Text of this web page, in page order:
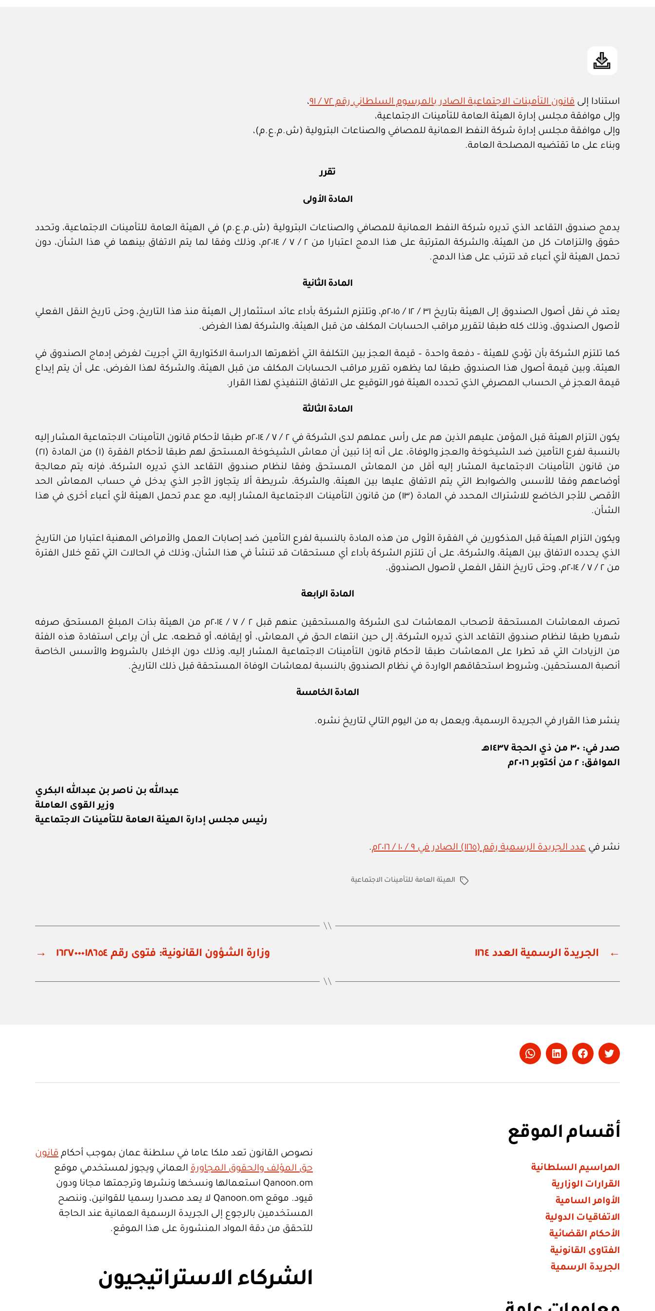
استنادا إلى قانون التأمينات الاجتماعية الصادر بالمرسوم السلطاني رقم ٧٢ / ٩١
،
وإلى موافقة مجلس إدارة الهيئة العامة للتأمينات الاجتماعية،
وإلى موافقة مجلس إدارة شركة النفط العمانية للمصافي والصناعات البترولية (ش.م.ع.م)،
وبناء على ما تقتضيه المصلحة العامة.
تقرر
المادة الأولى
يدمج صندوق التقاعد الذي تديره شركة النفط العمانية للمصافي والصناعات البترولية (ش.م.ع.م) في الهيئة العامة للتأمينات الاجتماعية، وتحدد
حقوق والتزامات كل من الهيئة، والشركة المترتبة على هذا الدمج اعتبارا من ٢ / ٧ / ٢٠١٤م، وذلك وفقا لما يتم الاتفاق بينهما في هذا الشأن، دون
تحمل الهيئة لأي أعباء قد تترتب على هذا الدمج.
المادة الثانية
يعتد في نقل أصول الصندوق إلى الهيئة بتاريخ ٣١ / ١٢ / ٢٠١٥م، وتلتزم الشركة بأداء عائد استثمار إلى الهيئة منذ هذا التاريخ، وحتى تاريخ النقل الفعلي
لأصول الصندوق، وذلك كله طبقا لتقرير مراقب الحسابات المكلف من قبل الهيئة، والشركة لهذا الغرض.
كما تلتزم الشركة بأن تؤدي للهيئة – دفعة واحدة – قيمة العجز بين التكلفة التي أظهرتها الدراسة الاكتوارية التي أجريت لغرض إدماج الصندوق في
الهيئة، وبين قيمة أصول هذا الصندوق طبقا لما يظهره تقرير مراقب الحسابات المكلف من قبل الهيئة، والشركة لهذا الغرض، على أن يتم إيداع
قيمة العجز في الحساب المصرفي الذي تحدده الهيئة فور التوقيع على الاتفاق التنفيذي لهذا القرار.
المادة الثالثة
يكون التزام الهيئة قبل المؤمن عليهم الذين هم على رأس عملهم لدى الشركة في ٢ / ٧ / ٢٠١٤م طبقا لأحكام قانون التأمينات الاجتماعية المشار إليه
بالنسبة لفرع التأمين ضد الشيخوخة والعجز والوفاة، على أنه إذا تبين أن معاش الشيخوخة المستحق لهم طبقا لأحكام الفقرة (١) من المادة (٢١)
من قانون التأمينات الاجتماعية المشار إليه أقل من المعاش المستحق وفقا لنظام صندوق التقاعد الذي تديره الشركة، فإنه يتم معالجة
أوضاعهم وفقا للأسس والضوابط التي يتم الاتفاق عليها بين الهيئة، والشركة، شريطة ألا يتجاوز الأجر الذي يدخل في حساب المعاش الحد
الأقصى للأجر الخاضع للاشتراك المحدد في المادة (١٣) من قانون التأمينات الاجتماعية المشار إليه، مع عدم تحمل الهيئة لأي أعباء أخرى في هذا
الشأن.
ويكون التزام الهيئة قبل المذكورين في الفقرة الأولى من هذه المادة بالنسبة لفرع التأمين ضد إصابات العمل والأمراض المهنية اعتبارا من التاريخ
الذي يحدده الاتفاق بين الهيئة، والشركة، على أن تلتزم الشركة بأداء أي مستحقات قد تنشأ في هذا الشأن، وذلك في الحالات التي تقع خلال الفترة
من ٢ / ٧ / ٢٠١٤م، وحتى تاريخ النقل الفعلي لأصول الصندوق.
المادة الرابعة
تصرف المعاشات المستحقة لأصحاب المعاشات لدى الشركة والمستحقين عنهم قبل ٢ / ٧ / ٢٠١٤م من الهيئة بذات المبلغ المستحق صرفه
شهريا طبقا لنظام صندوق التقاعد الذي تديره الشركة، إلى حين انتهاء الحق في المعاش، أو إيقافه، أو قطعه، على أن يراعى استفادة هذه الفئة
من الزيادات التي قد تطرا على المعاشات طبقا لأحكام قانون التأمينات الاجتماعية المشار إليه، وذلك دون الإخلال بالشروط والأسس الخاصة
أنصبة المستحقين، وشروط استحقاقهم الواردة في نظام الصندوق بالنسبة لمعاشات الوفاة المستحقة قبل ذلك التاريخ.
المادة الخامسة
ينشر هذا القرار في الجريدة الرسمية، ويعمل به من اليوم التالي لتاريخ نشره.
صدر في: ٣٠ من ذي الحجة ١٤٣٧هـ
الموافق: ٢ من أكتوبر ٢٠١٦م
عبدالله بن ناصر بن عبدالله البكري
وزير القوى العاملة
رئيس مجلس إدارة الهيئة العامة للتأمينات الاجتماعية
نشر في عدد الجريدة الرسمية رقم (١١٦٥) الصادر في ٩ / ١٠ / ٢٠١٦م .
الوسومالهيئة العامة للتأمينات الاجتماعية
← الجريدة الرسمية العدد ١١٦٤ → وزارة الشؤون القانونية: فتوى رقم ١٦٢٧٠٠٠١٨٦٥٤
Twitter
Facebook
LinkedIn
Whatsapp
أقسام الموقع
المراسيم السلطانية
القرارات الوزارية
الأوامر السامية
الاتفاقيات الدولية
الأحكام القضائية
الفتاوى القانونية
الجريدة الرسمية
نصوص القانون تعد ملكا عاما في سلطنة عمان بموجب أحكام قانون
حق المؤلف والحقوق المجاورة العماني ويجوز لمستخدمي موقع
Qanoon.om استعمالها ونسخها ونشرها وترجمتها مجانا ودون
قيود. موقع Qanoon.om لا يعد مصدرا رسميا للقوانين، وننصح
المستخدمين بالرجوع إلى الجريدة الرسمية العمانية عند الحاجة
للتحقق من دقة المواد المنشورة على هذا الموقع.
الشركاء الاستراتيجيون